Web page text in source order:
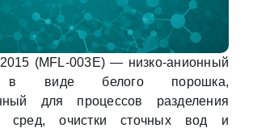
(MFL-003E) — низко-анионный
в виде белого порошка,
для процессов разделения
сред, очистки сточных вод и